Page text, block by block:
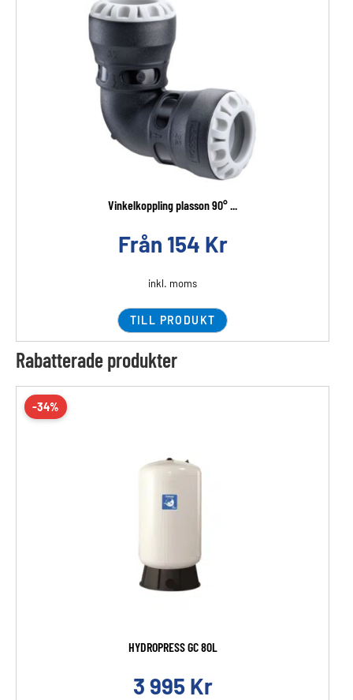
Vinkelkoppling plasson 90° ...
Från 154 Kr
inkl. moms
TILL PRODUKT
Rabatterade produkter
-34%
HYDROPRESS GC 80L
3 995 Kr